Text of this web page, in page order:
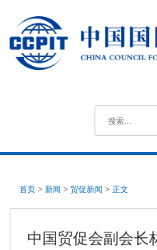
首页 > 新闻 > 贸促新闻 > 正文
中国贸促会副会长